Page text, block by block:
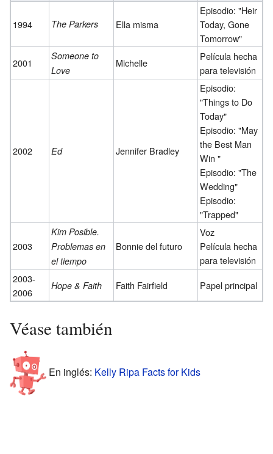
1994 The Parkers Ella misma
Episodio: "Heir
Today, Gone
Tomorrow"
2001
Someone to
Love
Michelle
Película hecha
para televisión
2002 Ed Jennifer Bradley
Episodio:
"Things to Do
Today"
Episodio: "May
the Best Man
Win "
Episodio: "The
Wedding"
Episodio:
"Trapped"
2003
Kim Posible.
Problemas en
el tiempo
Bonnie del futuro
Voz
Película hecha
para televisión
2003-
2006
Hope & Faith Faith Fairfield Papel principal
Véase también
En inglés: Kelly Ripa Facts for Kids